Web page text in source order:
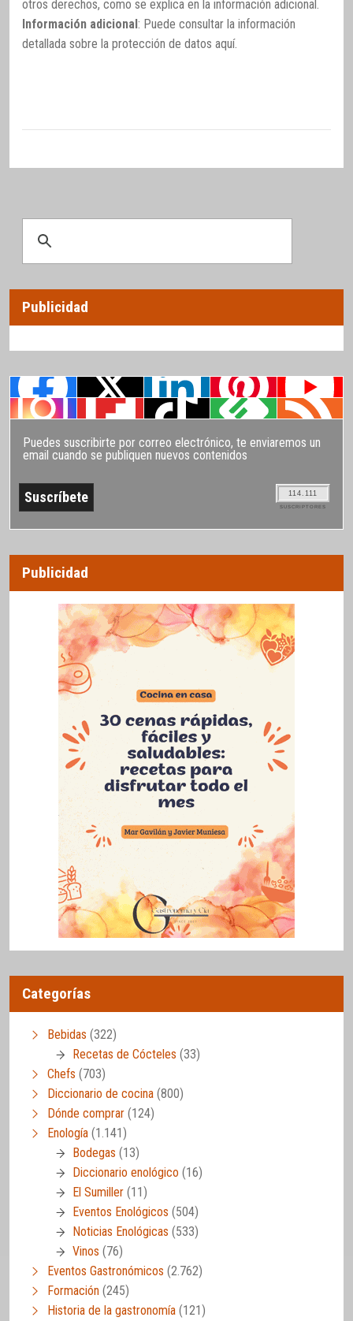
otros derechos, como se explica en la información adicional.
Información adicional : Puede consultar la información
detallada sobre la protección de datos aquí.
Publicidad
Puedes suscribirte por correo electrónico, te enviaremos un
email cuando se publiquen nuevos contenidos
114.111
SUSCRIPTORES
Publicidad
Categorías
Bebidas (322)
Recetas de Cócteles (33)
Chefs (703)
Diccionario de cocina (800)
Dónde comprar (124)
Enología (1.141)
Bodegas (13)
Diccionario enológico (16)
El Sumiller (11)
Eventos Enológicos (504)
Noticias Enológicas (533)
Vinos (76)
Eventos Gastronómicos (2.762)
Formación (245)
Historia de la gastronomía (121)